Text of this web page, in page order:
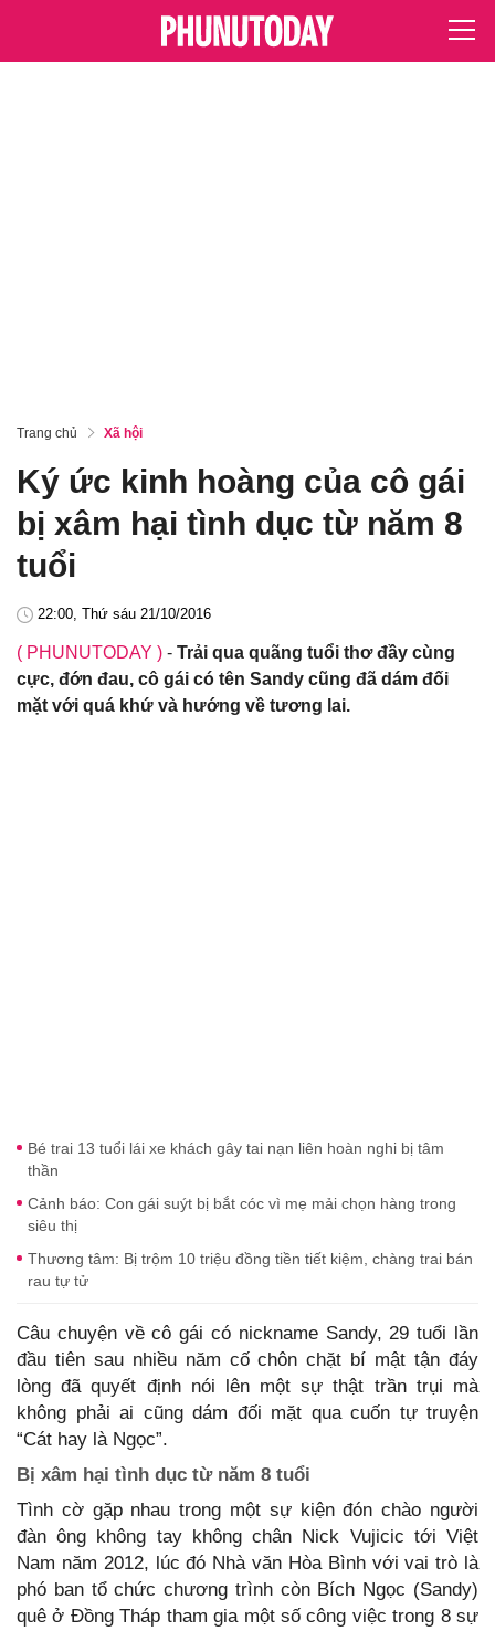
Trang chủ Xã hội
Ký ức kinh hoàng của cô gái
bị xâm hại tình dục từ năm 8
tuổi
22:00, Thứ sáu 21/10/2016
( PHUNUTODAY ) - Trải qua quãng tuổi thơ đầy cùng
cực, đớn đau, cô gái có tên Sandy cũng đã dám đối
mặt với quá khứ và hướng về tương lai.
Bé trai 13 tuổi lái xe khách gây tai nạn liên hoàn nghi bị tâm
thần
Cảnh báo: Con gái suýt bị bắt cóc vì mẹ mải chọn hàng trong
siêu thị
Thương tâm: Bị trộm 10 triệu đồng tiền tiết kiệm, chàng trai bán
rau tự tử
Câu chuyện về cô gái có nickname Sandy, 29 tuổi lần
đầu tiên sau nhiều năm cố chôn chặt bí mật tận đáy
lòng đã quyết định nói lên một sự thật trần trụi mà
không phải ai cũng dám đối mặt qua cuốn tự truyện
“Cát hay là Ngọc”.
Bị xâm hại tình dục từ năm 8 tuổi
Tình cờ gặp nhau trong một sự kiện đón chào người
đàn ông không tay không chân Nick Vujicic tới Việt
Nam năm 2012, lúc đó Nhà văn Hòa Bình với vai trò là
phó ban tổ chức chương trình còn Bích Ngọc (Sandy)
quê ở Đồng Tháp tham gia một số công việc trong 8 sự